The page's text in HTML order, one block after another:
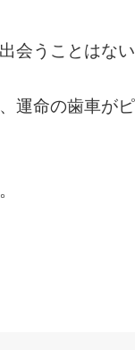
うことはない
命の歯車が